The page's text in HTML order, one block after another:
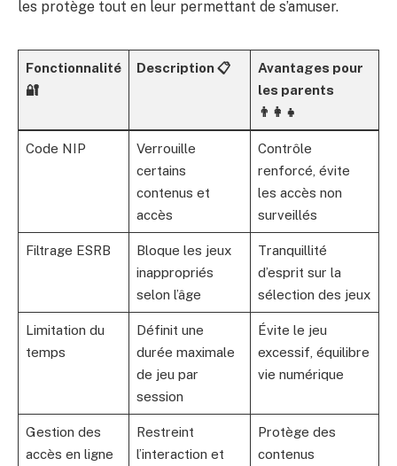
les protège tout en leur permettant de s’amuser.
Fonctionnalité
🔐
Description 📋
Avantages pour
les parents
👨‍👩‍👧
Code NIP
Verrouille
certains
contenus et
accès
Contrôle
renforcé, évite
les accès non
surveillés
Filtrage ESRB
Bloque les jeux
inappropriés
selon l’âge
Tranquillité
d’esprit sur la
sélection des jeux
Limitation du
temps
Définit une
durée maximale
de jeu par
session
Évite le jeu
excessif, équilibre
vie numérique
Gestion des
accès en ligne
Restreint
l’interaction et
Protège des
contenus